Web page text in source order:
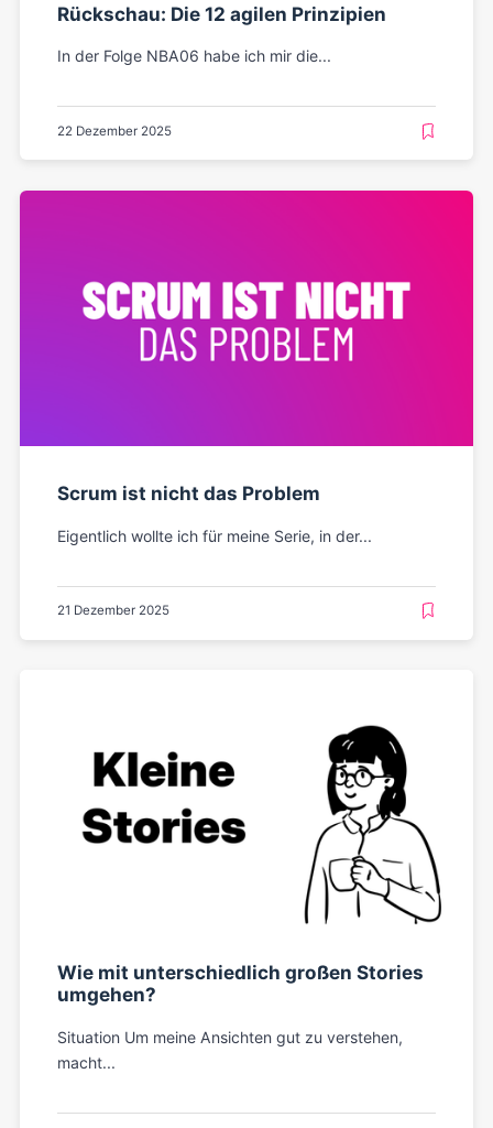
Rückschau: Die 12 agilen Prinzipien
In der Folge NBA06 habe ich mir die...
22 Dezember 2025
Scrum ist nicht das Problem
Eigentlich wollte ich für meine Serie, in der...
21 Dezember 2025
Wie mit unterschiedlich großen Stories
umgehen?
Situation Um meine Ansichten gut zu verstehen,
macht...